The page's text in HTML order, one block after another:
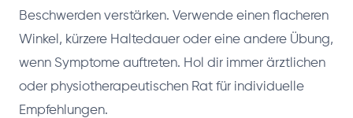
Beschwerden verstärken. Verwende einen flacheren
Winkel, kürzere Haltedauer oder eine andere Übung,
wenn Symptome auftreten. Hol dir immer ärztlichen
oder physiotherapeutischen Rat für individuelle
Empfehlungen.